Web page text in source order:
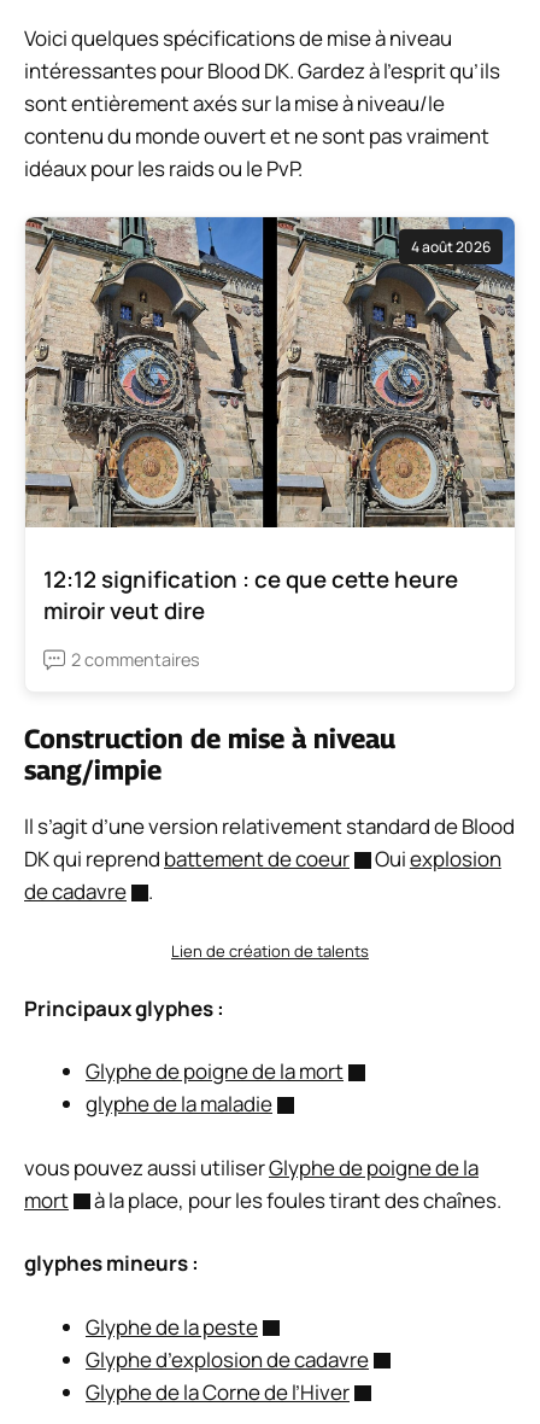
Voici quelques spécifications de mise à niveau
intéressantes pour Blood DK. Gardez à l’esprit qu’ils
sont entièrement axés sur la mise à niveau/le
contenu du monde ouvert et ne sont pas vraiment
idéaux pour les raids ou le PvP.
4 août 2026
12:12 signification : ce que cette heure
miroir veut dire
2 commentaires
Construction de mise à niveau
sang/impie
Il s’agit d’une version relativement standard de Blood
DK qui reprend battement de coeur Ouiexplosion
de cadavre
.
Lien de création de talents
Principaux glyphes :
Glyphe de poigne de la mort
glyphe de la maladie
vous pouvez aussi utiliserGlyphe de poigne de la
mort
à la place, pour les foules tirant des chaînes.
glyphes mineurs :
Glyphe de la peste
Glyphe d’explosion de cadavre
Glyphe de la Corne de l’Hiver